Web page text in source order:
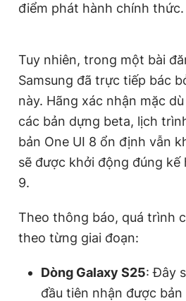
điểm phát hành chính thức.
Tuy nhiên, trong một bài
Samsung đã trực tiếp bác
này. Hãng xác nhận mặc
các bản dựng beta, lịch
bản One UI 8 ổn định vẫn
sẽ được khởi động đúng kế
9.
Theo thông báo, quá trình
theo từng giai đoạn:
Dòng Galaxy S25: Đây
đầu tiên nhận được